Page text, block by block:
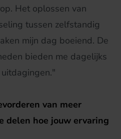
Het oplossen van
tussen zelfstandig
mijn dag boeiend. De
bieden me dagelijks
van meer
delen hoe jouw ervaring